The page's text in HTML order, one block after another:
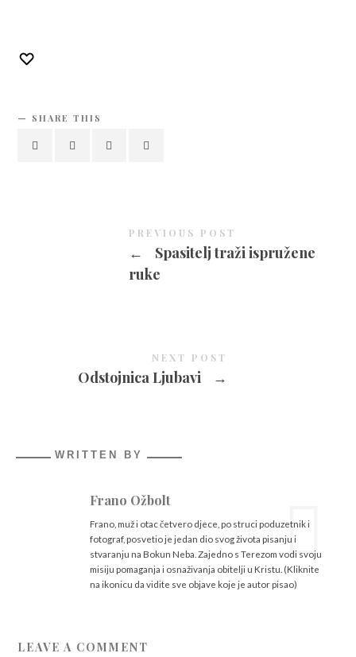
SHARE THIS
PREVIOUS POST
←
Spasitelj traži ispružene
ruke
NEXT POST
Odstojnica Ljubavi →
WRITTEN BY
Frano Ožbolt
Frano, muž i otac četvero djece, po struci poduzetnik i
fotograf, posvetio je jedan dio svog života pisanju i
stvaranju na Bokun Neba. Zajedno s Terezom vodi svoju
misiju pomaganja i osnaživanja obitelji u Kristu. (Kliknite
na ikonicu da vidite sve objave koje je autor pisao)
LEAVE A COMMENT